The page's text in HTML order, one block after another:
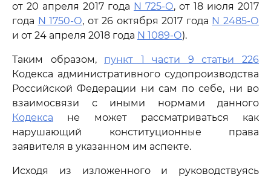
от 20 апреля 2017 года N 725-О, от 18 июля 2017
года N 1750-О, от 26 октября 2017 года N 2485-О
и от 24 апреля 2018 года N 1089-О).
Таким образом, пункт 1 части 9 статьи 226
Кодекса административного судопроизводства
Российской Федерации ни сам по себе, ни во
взаимосвязи с иными нормами данного
Кодекса не может рассматриваться как
нарушающий конституционные права
заявителя в указанном им аспекте.
Исходя из изложенного и руководствуясь